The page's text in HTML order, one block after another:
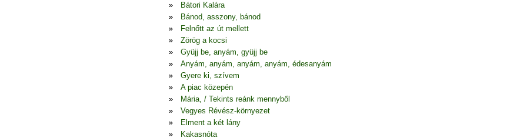
Bátori Kalára
Bánod, asszony, bánod
Felnőtt az út mellett
Zörög a kocsi
Gyüjj be, anyám, gyüjj be
Anyám, anyám, anyám, anyám, édesanyám
Gyere ki, szívem
A piac közepén
Mária, / Tekints reánk mennyből
Vegyes Révész-környezet
Elment a két lány
Kakasnóta